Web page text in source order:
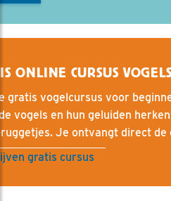
ONLINE CURSUS
gratis vogelcursus voor
vogels en hun geluiden
Je ontvangt direct
gratis cursus